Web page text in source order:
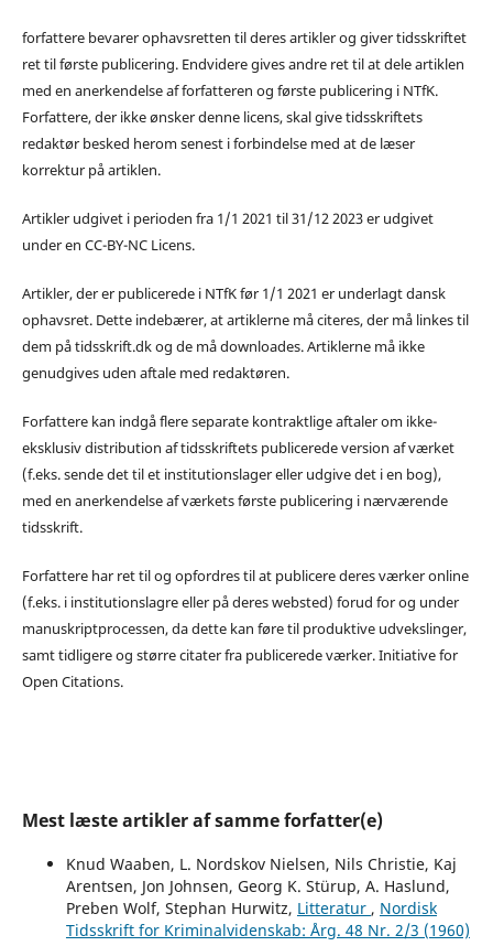
forfattere bevarer ophavsretten til deres artikler og giver tidsskriftet
ret til første publicering. Endvidere gives andre ret til at dele artiklen
med en anerkendelse af forfatteren og første publicering i NTfK.
Forfattere, der ikke ønsker denne licens, skal give tidsskriftets
redaktør besked herom senest i forbindelse med at de læser
korrektur på artiklen.
Artikler udgivet i perioden fra 1/1 2021 til 31/12 2023 er udgivet
under en CC-BY-NC Licens.
Artikler, der er publicerede i NTfK før 1/1 2021 er underlagt dansk
ophavsret. Dette indebærer, at artiklerne må citeres, der må linkes til
dem på tidsskrift.dk og de må downloades. Artiklerne må ikke
genudgives uden aftale med redaktøren.
Forfattere kan indgå flere separate kontraktlige aftaler om ikke-
eksklusiv distribution af tidsskriftets publicerede version af værket
(f.eks. sende det til et institutionslager eller udgive det i en bog),
med en anerkendelse af værkets første publicering i nærværende
tidsskrift.
Forfattere har ret til og opfordres til at publicere deres værker online
(f.eks. i institutionslagre eller på deres websted) forud for og under
manuskriptprocessen, da dette kan føre til produktive udvekslinger,
samt tidligere og større citater fra publicerede værker. Initiative for
Open Citations.
Mest læste artikler af samme forfatter(e)
Knud Waaben, L. Nordskov Nielsen, Nils Christie, Kaj
Arentsen, Jon Johnsen, Georg K. Stürup, A. Haslund,
Preben Wolf, Stephan Hurwitz, Litteratur , Nordisk
Tidsskrift for Kriminalvidenskab: Årg. 48 Nr. 2/3 (1960)